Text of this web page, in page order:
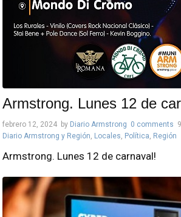
Armstrong. Lunes 12 de
febrero 12, 2024 by Diario Armstrong 0 comments
Diario Armstrong y Región, Locales, Política, Región
Armstrong. Lunes 12 de carnaval!